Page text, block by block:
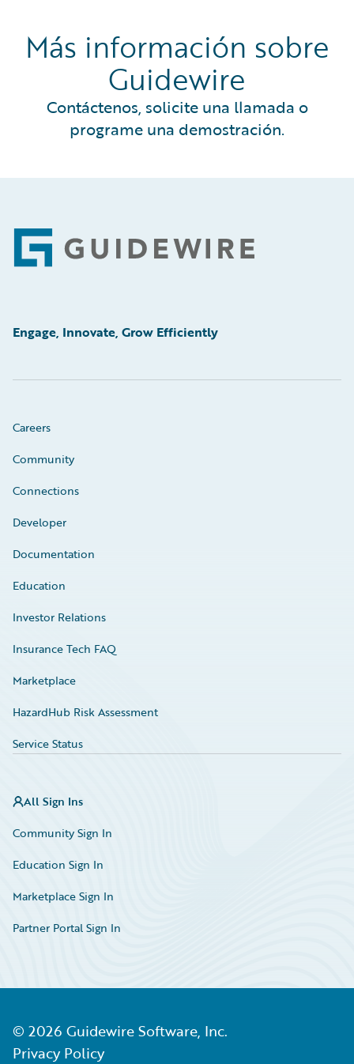
Más información sobre
Guidewire
Contáctenos, solicite una llamada o
programe una demostración.
Footer
Engage, Innovate, Grow Efficiently
Careers
Community
Connections
Developer
Documentation
Education
Investor Relations
Insurance Tech FAQ
Marketplace
HazardHub Risk Assessment
Service Status
All Sign Ins
Community Sign In
Education Sign In
Marketplace Sign In
Partner Portal Sign In
© 2026 Guidewire Software, Inc.
Privacy Policy